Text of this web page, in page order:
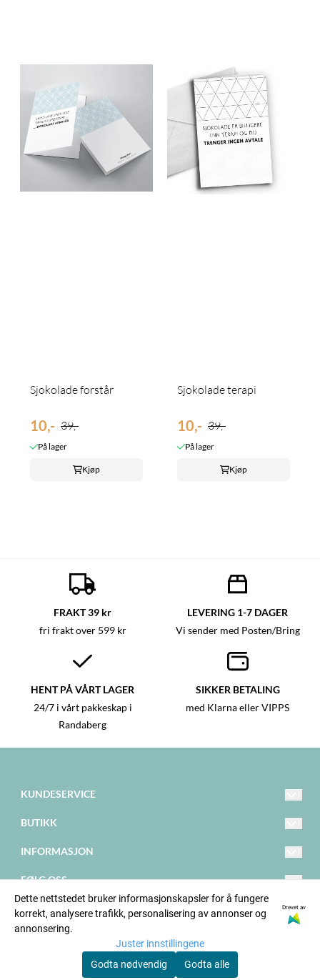
Sjokolade forstår
10,- 39,-
På lager
Kjøp
Sjokolade terapi
10,- 39,-
På lager
Kjøp
FRAKT 39 kr
fri frakt over 599 kr
LEVERING 1-7 DAGER
Vi sender med Posten/Bring
HENT PÅ VÅRT LAGER
24/7 i vårt pakkeskap i
Randaberg
SIKKER BETALING
med Klarna eller VIPPS
KUNDESERVICE
hello@happystar.no
BUTIKK
Vilkår
Kontakt oss
Opprett konto
Forhandler innlogging
INFORMASJON
Blogg
Nyhetsbrev
Om informasjonskapsler
FØLG OSS
Facebook
Instagram
© Happy Star AS - ORG: 925 146 358
Dette nettstedet bruker informasjonskapsler for å fungere
korrekt, analysere trafikk, personalisering av annonser og
annonsering.
Drevet av
Juster innstillingene
Godta nødvendig
Godta alle